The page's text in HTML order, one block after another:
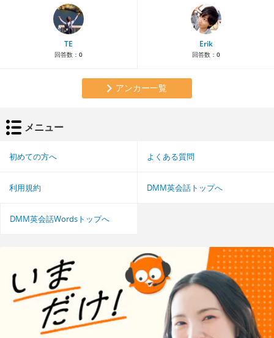
TE
回答数： 0
Erik
回答数： 0
アンカー一覧
メニュー
初めての方へ よくある質問
利用規約 DMM英会話トップへ
DMM英会話Wordsトップへ